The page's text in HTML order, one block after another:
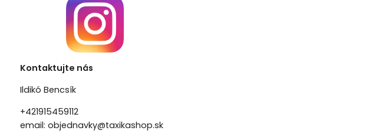
Kontaktujte nás
Ildikó Bencsík
+421915459112
email: objednavky@taxikashop.sk